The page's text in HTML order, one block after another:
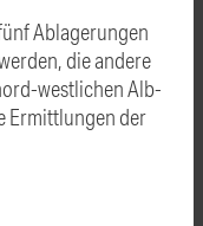
Ablagerungen
die andere
westlichen Alb-
Ermittlungen der